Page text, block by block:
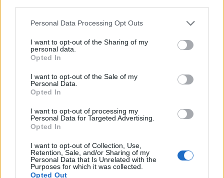
Personal Data Processing Opt Outs
I want to opt-out of the Sharing of my
personal data.
Opted In
I want to opt-out of the Sale of my
Personal Data.
Opted In
I want to opt-out of processing my
Personal Data for Targeted Advertising.
Opted In
I want to opt-out of Collection, Use,
Retention, Sale, and/or Sharing of my
Personal Data that Is Unrelated with the
Purposes for which it was collected.
Opted Out
Μάρκο Σίλβα Σαουδική Αραβία
COMMENTS
Συνδεθείτε για να σχολιάσετε
LATEST NEWS
ΠΟΔΟΣΦΑΙΡΟ